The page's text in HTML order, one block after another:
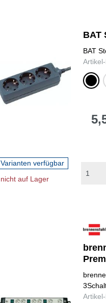
BAT
BAT
schwarz
Varianten verfügbar
nicht auf Lager